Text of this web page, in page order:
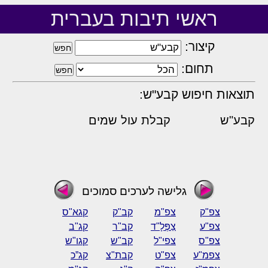
ראשי תיבות בעברית
קיצור:
תחום:
תוצאות חיפוש קבע"ש:
קבע"ש קבלת עול שמים
גלישה לערכים סמוכים
צפ"ק צפ"מ קב"ק
קגא"ס
צפ"ע
צַפְּלָ"ד קב"ר
קג"ב
צפ"ס
צפי"ל קב"ש
קגו"ש
צפמ"ע
צפ"ט קבת"צ
קג”כ